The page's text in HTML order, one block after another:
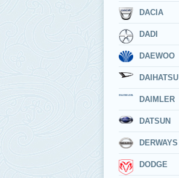
DACIA
DADI
DAEWOO
DAIHATSU
DAIMLER
DATSUN
DERWAYS
DODGE